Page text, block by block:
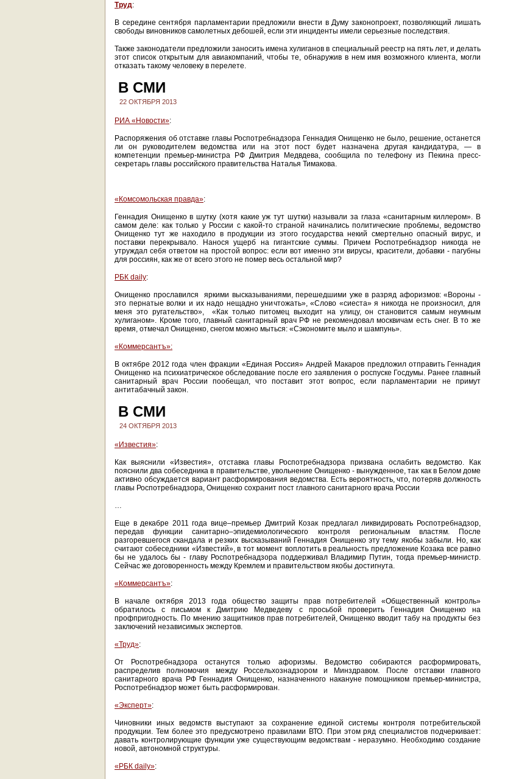
Труд:
В середине сентября парламентарии предложили внести в Думу законопроект, позволяющий лишать
свободы виновников самолетных дебошей, если эти инциденты имели серьезные последствия.
Также законодатели предложили заносить имена хулиганов в специальный реестр на пять лет, и делать
этот список открытым для авиакомпаний, чтобы те, обнаружив в нем имя возможного клиента, могли
отказать такому человеку в перелете.
В СМИ
22 ОКТЯБРЯ 2013
РИА «Новости»:
Распоряжения об отставке главы Роспотребнадзора Геннадия Онищенко не было, решение, останется
ли он руководителем ведомства или на этот пост будет назначена другая кандидатура, — в
компетенции премьер-министра РФ Дмитрия Медвдева, сообщила по телефону из Пекина пресс-
секретарь главы российского правительства Наталья Тимакова.
«Комсомольская правда»:
Геннадия Онищенко в шутку (хотя какие уж тут шутки) называли за глаза «санитарным киллером». В
самом деле: как только у России с какой-то страной начинались политические проблемы, ведомство
Онищенко тут же находило в продукции из этого государства некий смертельно опасный вирус, и
поставки перекрывало. Нанося ущерб на гигантские суммы. Причем Роспотребнадзор никогда не
утруждал себя ответом на простой вопрос: если вот именно эти вирусы, красители, добавки - пагубны
для россиян, как же от всего этого не помер весь остальной мир?
РБК daily:
Онищенко прославился яркими высказываниями, перешедшими уже в разряд афоризмов: «Вороны -
это пернатые волки и их надо нещадно уничтожать», «Слово «сиеста» я никогда не произносил, для
меня это ругательство», «Как только питомец выходит на улицу, он становится самым неумным
хулиганом». Кроме того, главный санитарный врач РФ не рекомендовал москвичам есть снег. В то же
время, отмечал Онищенко, снегом можно мыться: «Сэкономите мыло и шампунь».
«Коммерсантъ»:
В октябре 2012 года член фракции «Единая Россия» Андрей Макаров предложил отправить Геннадия
Онищенко на психиатрическое обследование после его заявления о роспуске Госдумы. Ранее главный
санитарный врач России пообещал, что поставит этот вопрос, если парламентарии не примут
антитабачный закон.
В СМИ
24 ОКТЯБРЯ 2013
«Известия»:
Как выяснили «Известия», отставка главы Роспотребнадзора призвана ослабить ведомство. Как
пояснили два собеседника в правительстве, увольнение Онищенко - вынужденное, так как в Белом доме
активно обсуждается вариант расформирования ведомства. Есть вероятность, что, потеряв должность
главы Роспотребнадзора, Онищенко сохранит пост главного санитарного врача России
…
Еще в декабре 2011 года вице–премьер Дмитрий Козак предлагал ликвидировать Роспотребнадзор,
передав функции санитарно–эпидемиологического контроля региональным властям. После
разгоревшегося скандала и резких высказываний Геннадия Онищенко эту тему якобы забыли. Но, как
считают собеседники «Известий», в тот момент воплотить в реальность предложение Козака все равно
бы не удалось бы - главу Роспотребнадзора поддерживал Владимир Путин, тогда премьер-министр.
Сейчас же договоренность между Кремлем и правительством якобы достигнута.
«Коммерсантъ»:
В начале октября 2013 года общество защиты прав потребителей «Общественный контроль»
обратилось с письмом к Дмитрию Медведеву с просьбой проверить Геннадия Онищенко на
профпригодность. По мнению защитников прав потребителей, Онищенко вводит табу на продукты без
заключений независимых экспертов.
«Труд»:
От Роспотребнадзора останутся только афоризмы. Ведомство собираются расформировать,
распределив полномочия между Россельхознадзором и Минздравом. После отставки главного
санитарного врача РФ Геннадия Онищенко, назначенного накануне помощником премьер-министра,
Роспотребнадзор может быть расформирован.
«Эксперт»:
Чиновники иных ведомств выступают за сохранение единой системы контроля потребительской
продукции. Тем более это предусмотрено правилами ВТО. При этом ряд специалистов подчеркивает:
давать контролирующие функции уже существующим ведомствам - неразумно. Необходимо создание
новой, автономной структуры.
«РБК daily»: